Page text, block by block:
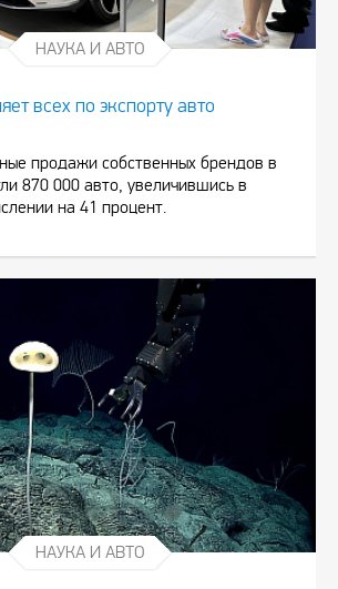
НАУКА И АВТО
всех по экспорту авто
продажи собственных брендов в
870 000 авто, увеличившись в
на 41 процент.
НАУКА И АВТО